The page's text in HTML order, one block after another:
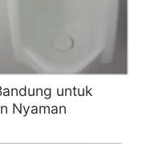
untuk
Nyaman